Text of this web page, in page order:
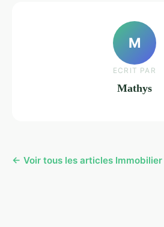
M
ECRIT PAR
Mathys
← Voir tous les articles Immobilier